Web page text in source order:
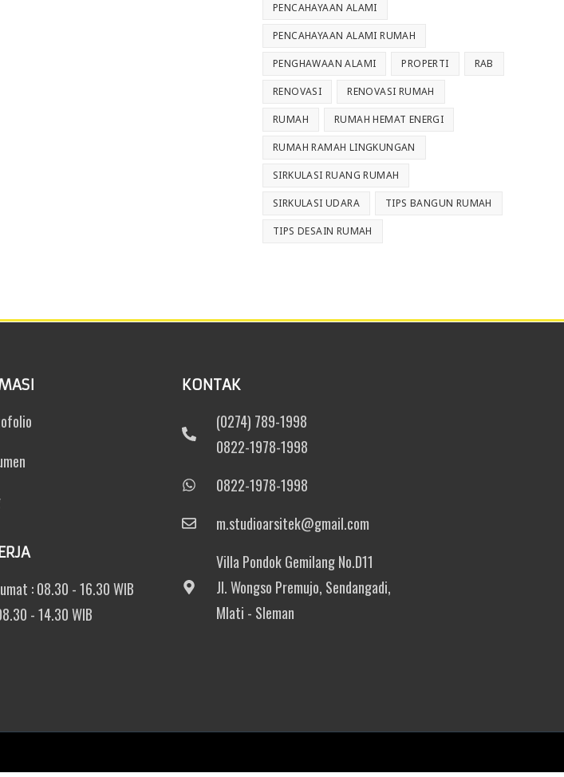
PENCAHAYAAN ALAMI
PENCAHAYAAN ALAMI RUMAH
PENGHAWAAN ALAMI PROPERTI RAB
RENOVASI RENOVASI RUMAH
RUMAH RUMAH HEMAT ENERGI
RUMAH RAMAH LINGKUNGAN
SIRKULASI RUANG RUMAH
SIRKULASI UDARA TIPS BANGUN RUMAH
TIPS DESAIN RUMAH
: 08.30 - 16.30 WIB
- 14.30 WIB
KONTAK
(0274) 789-1998
0822-1978-1998
0822-1978-1998
m.studioarsitek@gmail.com
Villa Pondok Gemilang No.D11
Jl. Wongso Premujo, Sendangadi,
Mlati - Sleman